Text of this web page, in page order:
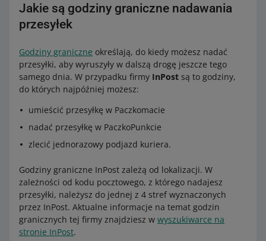
najdłuższy bok – 120 cm
suma trzech boków – 220 cm.
Jeśli natomiast przesyłki, które wysyłasz opcją dostawy
Allegro International Kurier Czechy, nadajesz również w
Paczkomacie – weź pod uwagę mniejsze wymiary i wagę
paczek, przewidziane dla nadań w Paczkomacie dla tej
Jakie są godziny graniczne nadawania
przesyłek
Godziny graniczne określają, do kiedy możesz nadać
przesyłki, aby wyruszyły w dalszą drogę jeszcze tego
samego dnia. W przypadku firmy InPost są to godziny,
do których najpóźniej możesz:
umieścić przesyłkę w Paczkomacie
nadać przesyłkę w PaczkoPunkcie
zlecić jednorazowy podjazd kuriera.
Godziny graniczne InPost zależą od lokalizacji. W
zależności od kodu pocztowego, z którego nadajesz
przesyłki, należysz do jednej z 4 stref wyznaczonych
przez InPost. Aktualne informacje na temat godzin
granicznych tej firmy znajdziesz w wyszukiwarce na
stronie InPost.